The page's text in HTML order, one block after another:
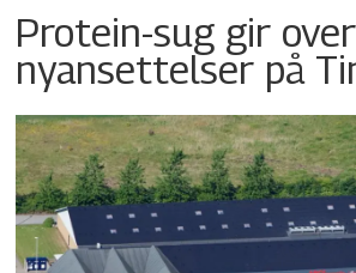
Protein-sug gir
nyansettelser på